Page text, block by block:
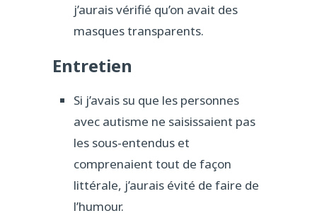
j’aurais vérifié qu’on avait des
masques transparents.
Entretien
Si j’avais su que les personnes
avec autisme ne saisissaient pas
les sous-entendus et
comprenaient tout de façon
littérale, j’aurais évité de faire de
l’humour.